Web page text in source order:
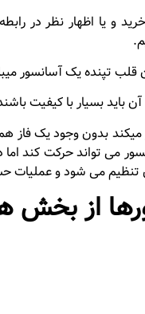
و یا اظهار نظر در
قلب تپنده یک آسانسور
باید بسیار با کیفیت
میکند بدون وجود یک فاز
می تواند حرکت کند
تنظیم می شود و
از